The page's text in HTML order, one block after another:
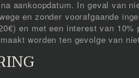
aankoopdatum. In geval van
en zonder voorafgaande
en met een interest van
worden ten gevolge van